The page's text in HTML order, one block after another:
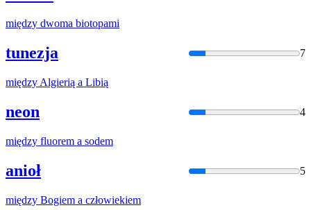
między dwoma biotopami
tunezja 7
między Algierią a Libią
neon 4
między fluorem a sodem
anioł 5
między Bogiem a człowiekiem